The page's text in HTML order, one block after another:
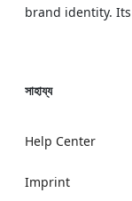
brand identity.
সাহায্য
Help Center
Imprint